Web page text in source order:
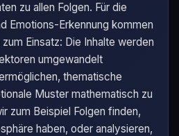
zu allen Folgen. Für die
Emotions-Erkennung kommen
Einsatz: Die Inhalte werden
umgewandelt
thematische
Muster mathematisch zu
zum Beispiel Folgen finden,
haben, oder analysieren,